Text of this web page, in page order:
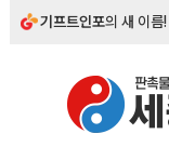
기프트인포의 새 이름!